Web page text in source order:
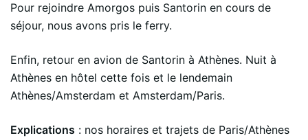
Pour rejoindre Amorgos puis Santorin en cours de
séjour, nous avons pris le ferry.
Enfin, retour en avion de Santorin à Athènes. Nuit à
Athènes en hôtel cette fois et le lendemain
Athènes/Amsterdam et Amsterdam/Paris.
Explications : nos horaires et trajets de Paris/Athènes